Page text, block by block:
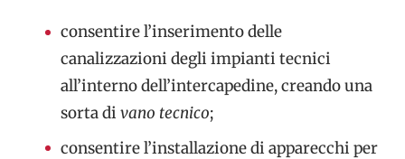
consentire l’inserimento delle
canalizzazioni degli impianti tecnici
all’interno dell’intercapedine, creando una
sorta di vano tecnico;
consentire l’installazione di apparecchi per